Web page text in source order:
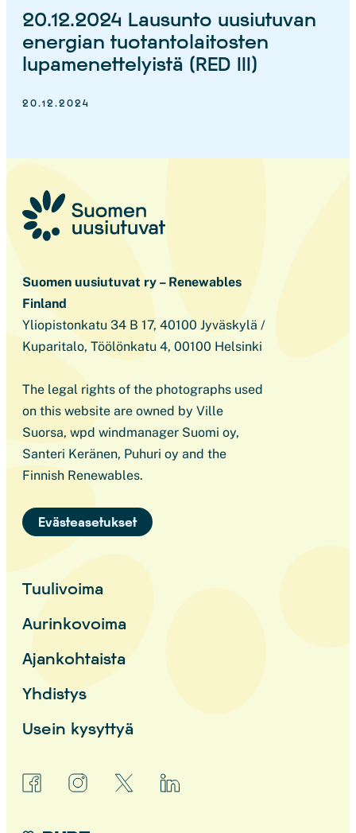
20.12.2024 Lausunto uusiutuvan
energian tuotantolaitosten
lupamenettelyistä (RED III)
20.12.2024
Suomen uusiutuvat ry – Renewables
Finland
Yliopistonkatu 34 B 17, 40100 Jyväskylä /
Kuparitalo, Töölönkatu 4, 00100 Helsinki
The legal rights of the photographs used
on this website are owned by Ville
Suorsa, wpd windmanager Suomi oy,
Santeri Keränen, Puhuri oy and the
Finnish Renewables.
Evästeasetukset
Tuulivoima
Aurinkovoima
Ajankohtaista
Yhdistys
Usein kysyttyä
facebookinstagram linkedin